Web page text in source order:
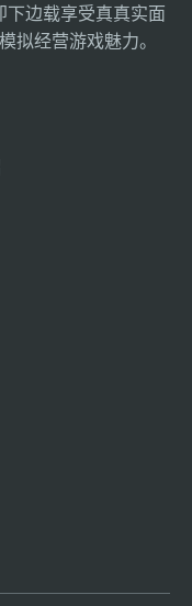
边载享受真真实面
拟经营游戏魅力。